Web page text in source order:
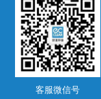
客服微信号